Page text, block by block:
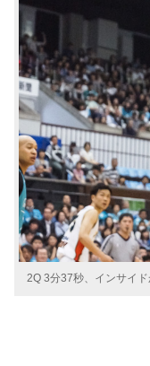
2Q 3分37秒、インサイ